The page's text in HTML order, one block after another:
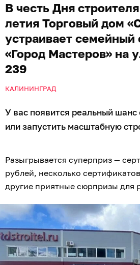
В честь Дня
летия Торговый дом
устраивает семейный
«Город Мастеров» на
239
КАЛИНИНГРАД
У вас появится реальный шанс
или запустить масштабную
Разыгрывается суперприз —
рублей, несколько
другие приятные сюрпризы для